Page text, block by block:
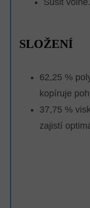
Sušit volně.
SLOŽENÍ
62,25 %
kopíruje
37,75 %
zajistí